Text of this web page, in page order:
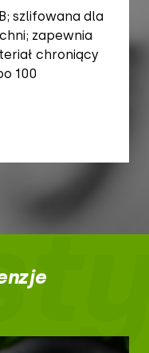
szlifowana dla
zapewnia
chroniący
100